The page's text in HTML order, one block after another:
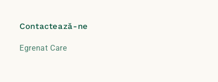
Contactează-ne
Egrenat Care